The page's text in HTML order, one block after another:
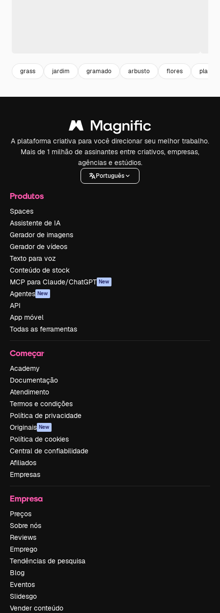
grass jardim gramado arbusto flores planta
A plataforma criativa para você direcionar seu melhor trabalho.
Mais de 1 milhão de assinantes entre criativos, empresas,
agências e estúdios.
Português
Produtos
Spaces
Assistente de IA
Gerador de imagens
Gerador de vídeos
Texto para voz
Conteúdo de stock
MCP para Claude/ChatGPT New
Agentes New
API
App móvel
Todas as ferramentas
Começar
Academy
Documentação
Atendimento
Termos e condições
Política de privacidade
Originais New
Política de cookies
Central de confiabilidade
Afiliados
Empresas
Empresa
Preços
Sobre nós
Reviews
Emprego
Tendências de pesquisa
Blog
Eventos
Slidesgo
Vender conteúdo